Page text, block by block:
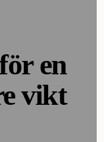
en
vikt